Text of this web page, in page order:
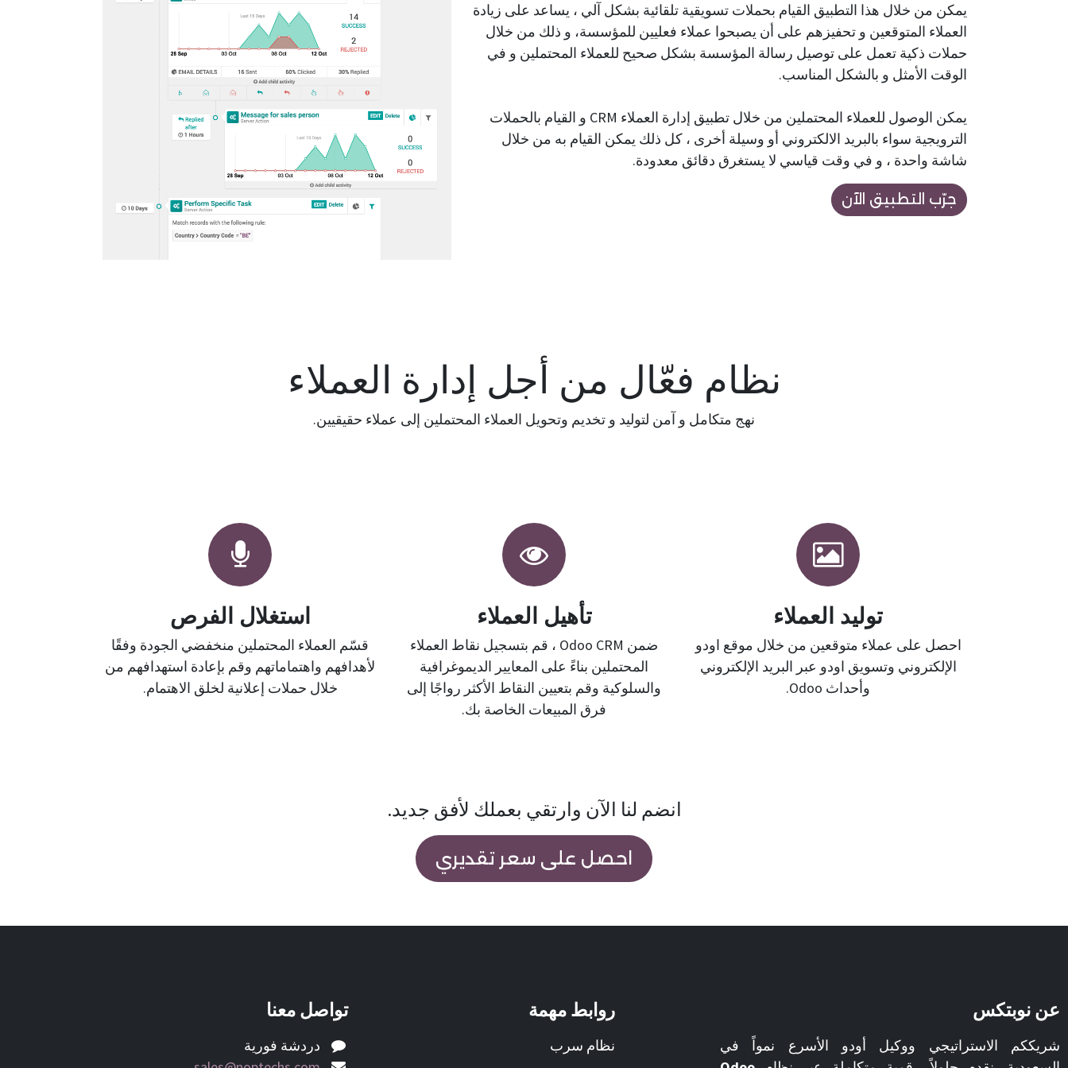
يمكن من خلال هذا التطبيق القيام بحملات تسويقية تلقائية بشكل آلي ، يساعد على زيادة
العملاء المتوقعين و تحفيزهم على أن يصبحوا عملاء فعليين للمؤسسة، و ذلك من خلال
حملات ذكية تعمل على توصيل رسالة المؤسسة بشكل صحيح للعملاء المحتملين و في
الوقت الأمثل و بالشكل المناسب.
يمكن الوصول للعملاء المحتملين من خلال تطبيق إدارة العملاء CRM و القيام بالحملات
الترويجية سواء بالبريد الالكتروني أو وسيلة أخرى ، كل ذلك يمكن القيام به من خلال
شاشة واحدة ، و في وقت قياسي لا يستغرق دقائق معدودة.
جرّب التطبيق الآن
تأهيل العملاء
ضمن Odoo CRM ، قم بتسجيل نقاط العملاء
المحتملين بناءً على المعايير الديموغرافية
والسلوكية وقم بتعيين النقاط الأكثر رواجًا إلى
فرق المبيعات الخاصة بك.
استغلال الفرص
قسّم العملاء المحتملين منخفضي الجودة وفقًا
لأهدافهم واهتماماتهم وقم بإعادة استهدافهم من
خلال حملات إعلانية لخلق الاهتمام.
توليد العملاء
احصل على عملاء متوقعين من خلال موقع اودو
الإلكتروني وتسويق اودو عبر البريد الإلكتروني
وأحداث Odoo.
نظام فعّال من أجل إدارة العملاء
نهج متكامل و آمن لتوليد و تخديم وتحويل العملاء المحتملين إلى عملاء حقيقيين.
انضم لنا الآن وارتقي بعملك لأفق جديد.
احصل على سعر تقديري
تواصل معنا
دردشة فورية
عن نوبتكس
شريككم الاستراتيجي ووكيل أودو الأسرع نمواً في
روابط مهمة
نظام سرب